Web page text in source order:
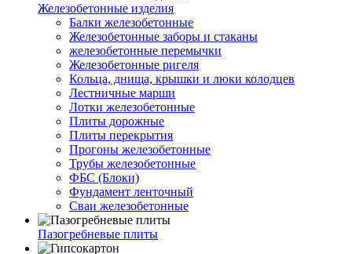
Железобетонные изделия
Балки железобетонные
Железобетонные заборы и стаканы
железобетонные перемычки
Железобетонные ригеля
Кольца, днища, крышки и люки колодцев
Лестничные марши
Лотки железобетонные
Плиты дорожные
Плиты перекрытия
Прогоны железобетонные
Трубы железобетонные
ФБС (Блоки)
Фундамент ленточный
Сваи железобетонные
Пазогребневые плиты